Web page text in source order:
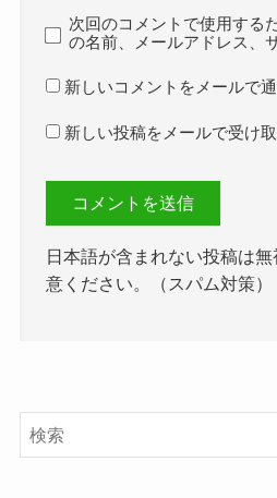
次回のコメントで使用する
の名前、メールアドレス、
新しいコメントをメールで
新しい投稿をメールで受け
日本語が含まれない投稿は
意ください。（スパム対策）